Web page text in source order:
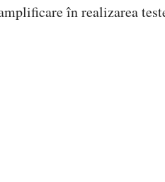
în realizarea